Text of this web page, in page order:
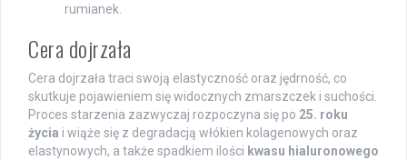
rumianek.
Cera dojrzała
Cera dojrzała traci swoją elastyczność oraz jędrność, co
skutkuje pojawieniem się widocznych zmarszczek i suchości.
Proces starzenia zazwyczaj rozpoczyna się po 25. roku
życia i wiąże się z degradacją włókien kolagenowych oraz
elastynowych, a także spadkiem ilości kwasu hialuronowego